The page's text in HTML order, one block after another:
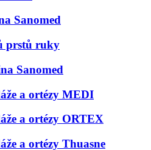
Sanomed
prstů ruky
Sanomed
a ortézy MEDI
a ortézy ORTEX
a ortézy Thuasne